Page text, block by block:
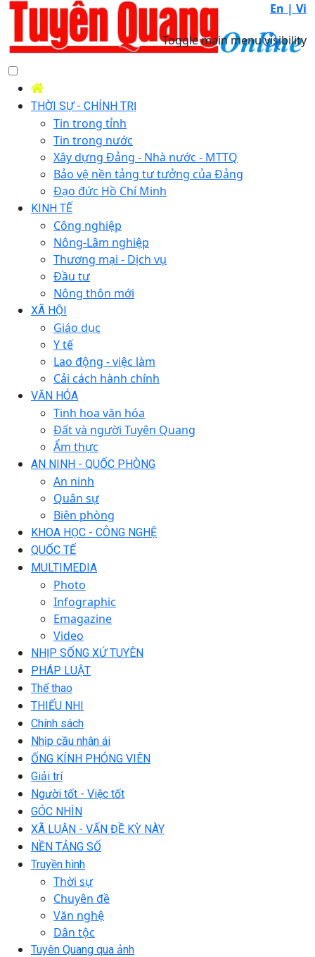
En | Vi
Toggle main menu visibility
THỜI SỰ - CHÍNH TRỊ
Tin trong tỉnh
Tin trong nước
Xây dựng Đảng - Nhà nước - MTTQ
Bảo vệ nền tảng tư tưởng của Đảng
Đạo đức Hồ Chí Minh
KINH TẾ
Công nghiệp
Nông-Lâm nghiệp
Thương mại - Dịch vụ
Đầu tư
Nông thôn mới
XÃ HỘI
Giáo dục
Y tế
Lao động - việc làm
Cải cách hành chính
VĂN HÓA
Tinh hoa văn hóa
Đất và người Tuyên Quang
Ẩm thực
AN NINH - QUỐC PHÒNG
An ninh
Quân sự
Biên phòng
KHOA HỌC - CÔNG NGHỆ
QUỐC TẾ
MULTIMEDIA
Photo
Infographic
Emagazine
Video
NHỊP SỐNG XỨ TUYÊN
PHÁP LUẬT
Thể thao
THIẾU NHI
Chính sách
Nhịp cầu nhân ái
ỐNG KÍNH PHÓNG VIÊN
Giải trí
Người tốt - Việc tốt
GÓC NHÌN
XÃ LUẬN - VẤN ĐỀ KỲ NÀY
NỀN TẢNG SỐ
Truyền hình
Thời sự
Chuyên đề
Văn nghệ
Dân tộc
Tuyên Quang qua ảnh